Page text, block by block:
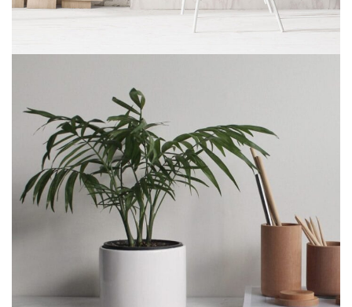
Imperdiet mauris a nontin